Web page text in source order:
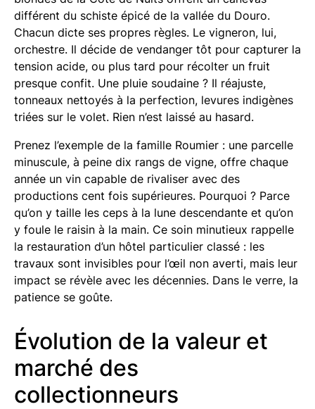
différent du schiste épicé de la vallée du Douro.
Chacun dicte ses propres règles. Le vigneron, lui,
orchestre. Il décide de vendanger tôt pour capturer la
tension acide, ou plus tard pour récolter un fruit
presque confit. Une pluie soudaine ? Il réajuste,
tonneaux nettoyés à la perfection, levures indigènes
triées sur le volet. Rien n’est laissé au hasard.
Prenez l’exemple de la famille Roumier : une parcelle
minuscule, à peine dix rangs de vigne, offre chaque
année un vin capable de rivaliser avec des
productions cent fois supérieures. Pourquoi ? Parce
qu’on y taille les ceps à la lune descendante et qu’on
y foule le raisin à la main. Ce soin minutieux rappelle
la restauration d’un hôtel particulier classé : les
travaux sont invisibles pour l’œil non averti, mais leur
impact se révèle avec les décennies. Dans le verre, la
patience se goûte.
Évolution de la valeur et
marché des
collectionneurs